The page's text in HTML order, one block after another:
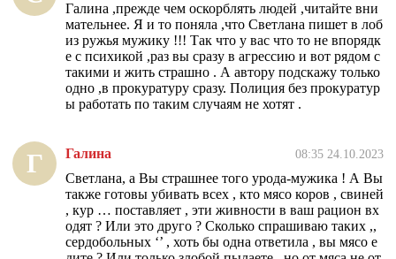
Галина ,прежде чем оскорблять людей ,читайте вни
мательнее. Я и то поняла ,что Светлана пишет в лоб
из ружья мужику !!! Так что у вас что то не впорядк
е с психикой ,раз вы сразу в агрессию и вот рядом с
такими и жить страшно . А автору подскажу только
одно ,в прокуратуру сразу. Полиция без прокуратур
ы работать по таким случаям не хотят .
Г Галина 08:35 24.10.2023
Светлана, а Вы страшнее того урода-мужика ! А Вы
также готовы убивать всех , кто мясо коров , свиней
, кур … поставляет , эти живности в ваш рацион вх
одят ? Или это друго ? Сколько спрашиваю таких ,,
сердобольных ‘’ , хоть бы одна ответила , вы мясо е